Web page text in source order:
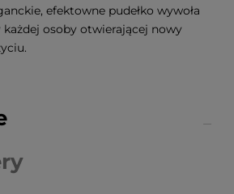
efektowne pudełko wywoła
osoby otwierającej nowy